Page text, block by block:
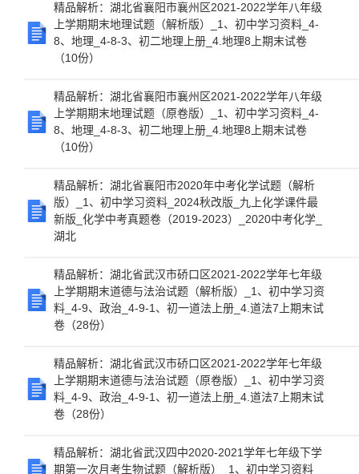
精品解析：湖北省襄阳市襄州区2021-2022学年八年级
上学期期末地理试题（解析版）_1、初中学习资料_4-
8、地理_4-8-3、初二地理上册_4.地理8上期末试卷
（10份）
精品解析：湖北省襄阳市襄州区2021-2022学年八年级
上学期期末地理试题（原卷版）_1、初中学习资料_4-
8、地理_4-8-3、初二地理上册_4.地理8上期末试卷
（10份）
精品解析：湖北省襄阳市2020年中考化学试题（解析
版）_1、初中学习资料_2024秋改版_九上化学课件最
新版_化学中考真题卷（2019-2023）_2020中考化学_
湖北
精品解析：湖北省武汉市硚口区2021-2022学年七年级
上学期期末道德与法治试题（解析版）_1、初中学习资
料_4-9、政治_4-9-1、初一道法上册_4.道法7上期末试
卷（28份）
精品解析：湖北省武汉市硚口区2021-2022学年七年级
上学期期末道德与法治试题（原卷版）_1、初中学习资
料_4-9、政治_4-9-1、初一道法上册_4.道法7上期末试
卷（28份）
精品解析：湖北省武汉四中2020-2021学年七年级下学
期第一次月考生物试题（解析版）_1、初中学习资料